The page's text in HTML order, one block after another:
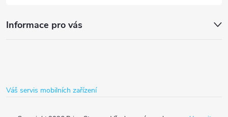
s
Informace pro vás
Váš servis mobilních zařízení